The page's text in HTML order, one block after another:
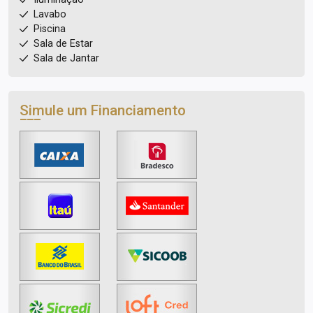
Lavabo
Piscina
Sala de Estar
Sala de Jantar
Simule um Financiamento